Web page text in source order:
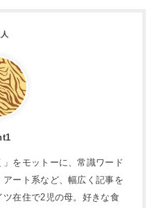
」をモットーに、常識ワード
ート系など、幅広く記事を
在住で2児の母。好きな食